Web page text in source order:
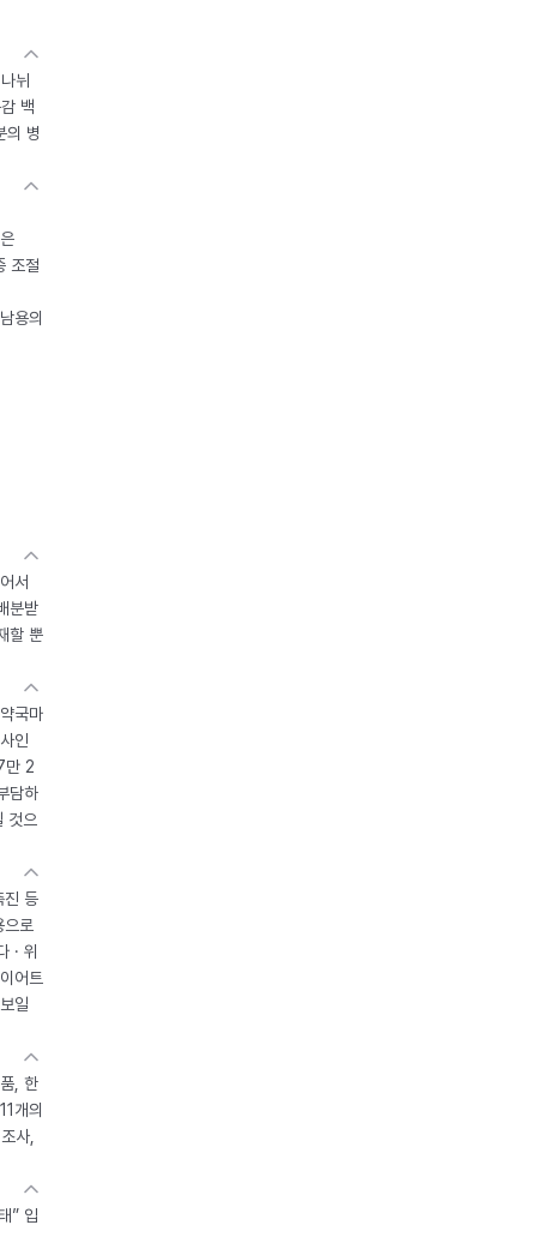
뉘
백
의 병
조절
용의
서
분받
할 뿐
국마
인
만 2
담하
것으
진 등
로
· 위
어트
일
, 한
개의
사,
” 입